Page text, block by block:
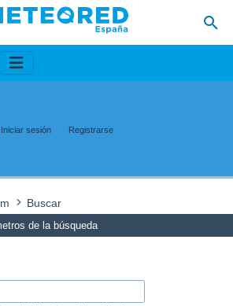
Iniciar sesión Registrarse
Buscar
de la búsqueda